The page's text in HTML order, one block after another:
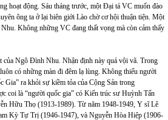
hoạt động. Sáu tháng trước, một Đại tá VC muốn đào
ông ta ở lại biên giới Lào chờ cơ hội thuận tiện. Một
Không những VC đang thất vọng mà còn cảm thấy
của Ngô Đình Nhu. Nhận định này quá vội vã. Trong
có những màn đi đêm lạ lùng. Không thiếu người
Gia” ra khỏi sự kiềm tỏa của Cộng Sản trong
coi là “người quốc gia” có Kiến trúc sư Huỳnh Tấn
Hữu Thọ (1913-1989). Từ năm 1948-1949, Y sĩ Lê
Kỳ Tự Trị (1946-1947), và Nguyễn Hòa Hiệp (1906-